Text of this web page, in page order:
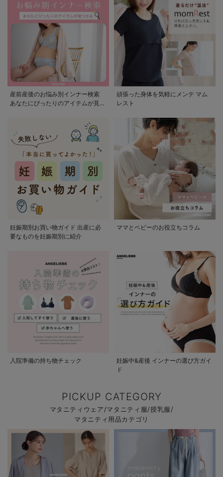
産前産後のお悩み別インナー検索
あなたにぴったりのアイテムが見つ
頑張った身体を気軽にメンテ マム
レスト
妊娠期別お買い物ガイド 出産に必
要なものを妊娠期別に紹介
ママとベビーのお役立ちコラム
入院準備の持ち物チェック
妊娠中&産後 インナーの選び方ガイ
ド
PICKUP CATEGORY
マタニティウェア/マタニティ服/授乳服/
マタニティ用品カテゴリ